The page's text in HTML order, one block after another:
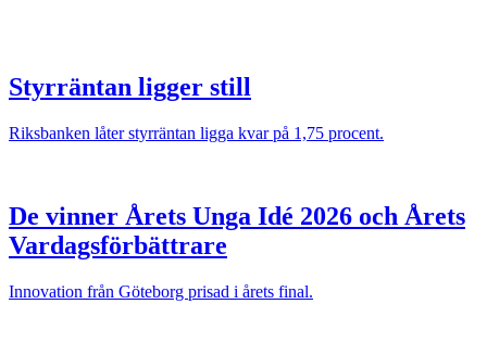
Styrräntan ligger still
Riksbanken låter styrräntan ligga kvar på 1,75 procent.
De vinner Årets Unga Idé 2026 och Årets
Vardagsförbättrare
Innovation från Göteborg prisad i årets final.